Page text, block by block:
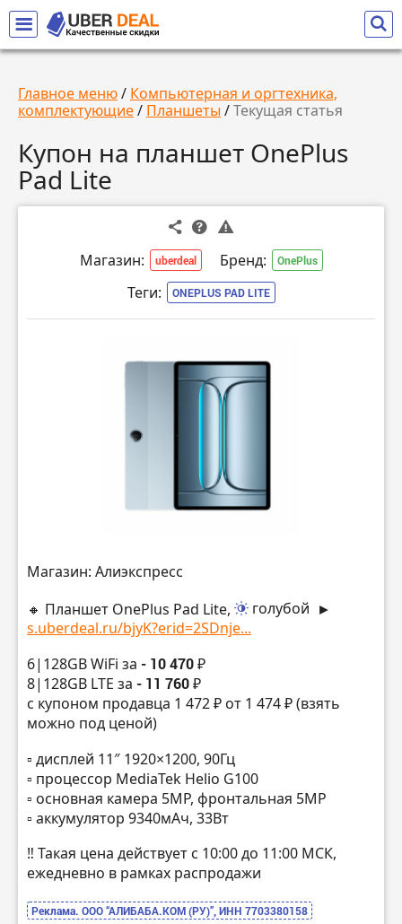
Главное меню/ Компьютерная и оргтехника,
комплектующие/ Планшеты /Текущая статья
Купон на планшет OnePlus
Pad Lite
Магазин: uberdeal Бренд: OnePlus
Теги: ONEPLUS PAD LITE
Магазин: Алиэкспресс
🔸 Планшет OnePlus Pad Lite,
голубой ►
s.uberdeal.ru/bjyK?erid=2SDnje...
6|128GB WiFi за - 10 470 ₽
8|128GB LTE за - 11 760 ₽
с купоном продавца 1 472 ₽ от 1 474 ₽ (взять
можно под ценой)
▫️ дисплей 11″ 1920×1200, 90Гц
▫️ процессор MediaTek Helio G100
▫️ основная камера 5MP, фронтальная 5MP
▫️ аккумулятор 9340мАч, 33Вт
‼️ Такая цена действует с 10:00 до 11:00 МСК,
ежедневно в рамках распродажи
Реклама. ООО “АЛИБАБА.КОМ (РУ)”, ИНН 7703380158